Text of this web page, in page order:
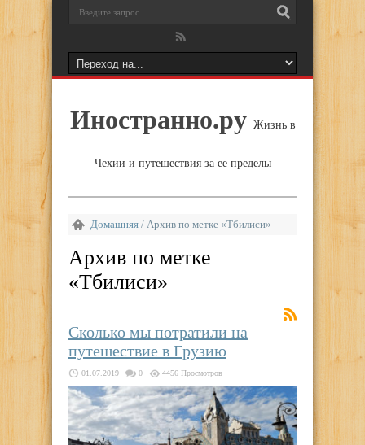
Иностранно.ру Жизнь в
Чехии и путешествия за ее пределы
Домашняя / Архив по метке «Тбилиси»
Архив по метке
«Тбилиси»
Сколько мы потратили на
путешествие в Грузию
01.07.2019 0 4456 Просмотров